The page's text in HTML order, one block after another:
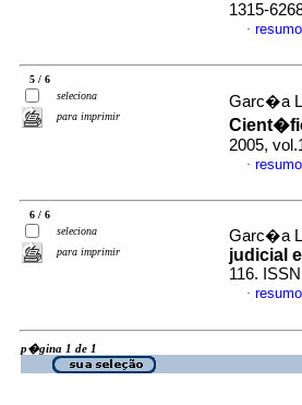
1315-
·
5 / 6
seleciona
para imprimir
Garc�a
2005,
·
6 / 6
seleciona
para imprimir
Garc�a
judicial
116.
·
p�gina 1 de 1